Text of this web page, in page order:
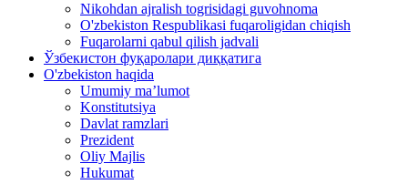
Nikohdan ajralish togrisidagi guvohnoma
O'zbekiston Respublikasi fuqaroligidan chiqish
Fuqarolarni qabul qilish jadvali
Ўзбекистон фуқаролари диққатига
O'zbekiston haqida
Umumiy ma’lumot
Konstitutsiya
Davlat ramzlari
Prezident
Oliy Majlis
Hukumat